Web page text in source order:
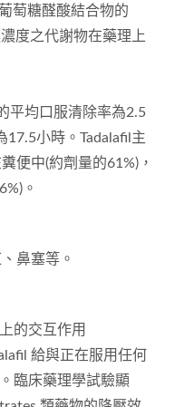
萄糖醛酸結合物的
度之代謝物在藥理上
平均口服清除率為2.5
小時。Tadalafil主
便中(約劑量的61%)，
。
鼻塞等。
的交互作用
給與正在服用任何
臨床藥理學試驗顯